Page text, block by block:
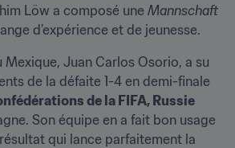
Löw a composé une Mannschaft
d’expérience et de jeunesse.
Mexique, Juan Carlos Osorio, a su
de la défaite 1-4 en demi-finale
de la FIFA, Russie
Son équipe en a fait bon usage
qui lance parfaitement la